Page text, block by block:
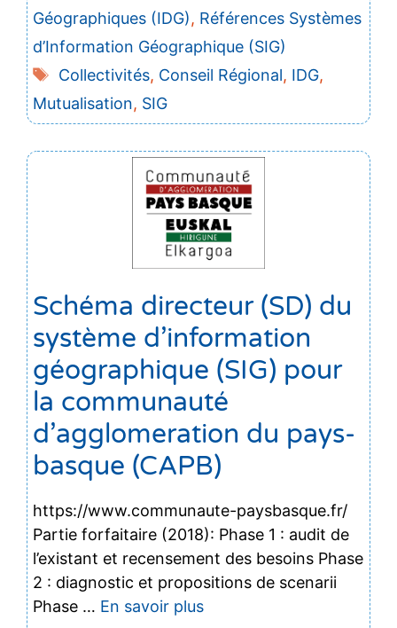
Géographiques (IDG), Références Systèmes
d’Information Géographique (SIG)
Étiquettes
Collectivités, Conseil Régional, IDG,
Mutualisation, SIG
Schéma directeur (SD) du
système d’information
géographique (SIG) pour
la communauté
d’agglomeration du pays-
basque (CAPB)
https://www.communaute-paysbasque.fr/
Partie forfaitaire (2018): Phase 1 : audit de
l’existant et recensement des besoins Phase
2 : diagnostic et propositions de scenarii
Phase … En savoir plus